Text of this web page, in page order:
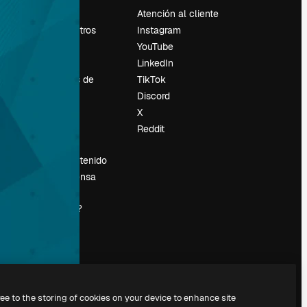
Sobre nosotros
Tendencias de
Vender contenido
Sala de prensa
magnific.ai?
Atención al cliente
Instagram
YouTube
LinkedIn
TikTok
Discord
X
Reddit
to the storing of cookies on your device to enhance site